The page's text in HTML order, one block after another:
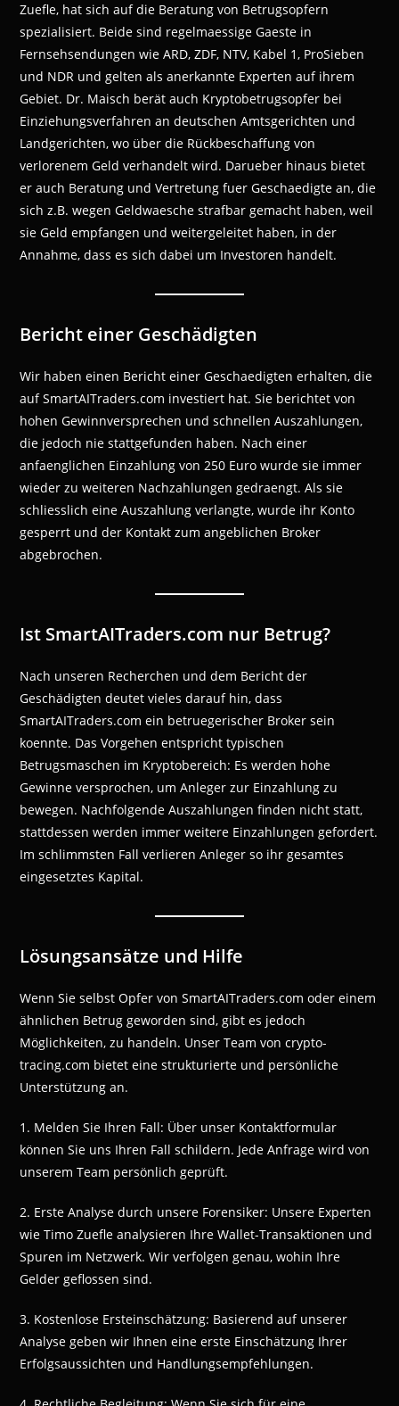
Zuefle, hat sich auf die Beratung von Betrugsopfern
spezialisiert. Beide sind regelmaessige Gaeste in
Fernsehsendungen wie ARD, ZDF, NTV, Kabel 1, ProSieben
und NDR und gelten als anerkannte Experten auf ihrem
Gebiet. Dr. Maisch berät auch Kryptobetrugsopfer bei
Einziehungsverfahren an deutschen Amtsgerichten und
Landgerichten, wo über die Rückbeschaffung von
verlorenem Geld verhandelt wird. Darueber hinaus bietet
er auch Beratung und Vertretung fuer Geschaedigte an, die
sich z.B. wegen Geldwaesche strafbar gemacht haben, weil
sie Geld empfangen und weitergeleitet haben, in der
Annahme, dass es sich dabei um Investoren handelt.
Bericht einer Geschädigten
Wir haben einen Bericht einer Geschaedigten erhalten, die
auf SmartAITraders.com investiert hat. Sie berichtet von
hohen Gewinnversprechen und schnellen Auszahlungen,
die jedoch nie stattgefunden haben. Nach einer
anfaenglichen Einzahlung von 250 Euro wurde sie immer
wieder zu weiteren Nachzahlungen gedraengt. Als sie
schliesslich eine Auszahlung verlangte, wurde ihr Konto
gesperrt und der Kontakt zum angeblichen Broker
abgebrochen.
Ist SmartAITraders.com nur Betrug?
Nach unseren Recherchen und dem Bericht der
Geschädigten deutet vieles darauf hin, dass
SmartAITraders.com ein betruegerischer Broker sein
koennte. Das Vorgehen entspricht typischen
Betrugsmaschen im Kryptobereich: Es werden hohe
Gewinne versprochen, um Anleger zur Einzahlung zu
bewegen. Nachfolgende Auszahlungen finden nicht statt,
stattdessen werden immer weitere Einzahlungen gefordert.
Im schlimmsten Fall verlieren Anleger so ihr gesamtes
eingesetztes Kapital.
Lösungsansätze und Hilfe
Wenn Sie selbst Opfer von SmartAITraders.com oder einem
ähnlichen Betrug geworden sind, gibt es jedoch
Möglichkeiten, zu handeln. Unser Team von crypto-
tracing.com bietet eine strukturierte und persönliche
Unterstützung an.
1. Melden Sie Ihren Fall: Über unser Kontaktformular
können Sie uns Ihren Fall schildern. Jede Anfrage wird von
unserem Team persönlich geprüft.
2. Erste Analyse durch unsere Forensiker: Unsere Experten
wie Timo Zuefle analysieren Ihre Wallet-Transaktionen und
Spuren im Netzwerk. Wir verfolgen genau, wohin Ihre
Gelder geflossen sind.
3. Kostenlose Ersteinschätzung: Basierend auf unserer
Analyse geben wir Ihnen eine erste Einschätzung Ihrer
Erfolgsaussichten und Handlungsempfehlungen.